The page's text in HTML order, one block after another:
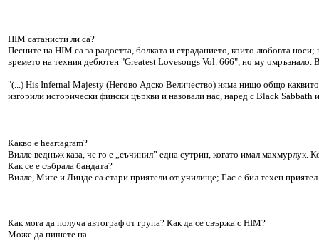
HIM сатанисти ли са?
Песните на HIM са за радостта, болката и страданието, които любовта
времето на техния дебютен "Greatest Lovesongs Vol. 666", но му омръзнало.
"(...) His Infernal Majesty (Негово Адско Величество) няма нищо общо каквито
изгорили исторически фински църкви и назовали нас, наред с Black
Какво е heartagram?
Виллe веднъж каза, че го е „съчинил” една сутрин, когато имал
Как се е събрала бандата?
Виллe, Миге и Линдe са стари приятели от училище; Гас е бил техен
Как мога да получа автограф от група? Как да се свържа с HIM?
Може да пишете на